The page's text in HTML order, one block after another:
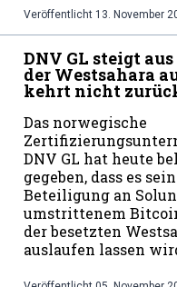
Veröffentlicht 13. November
DNV GL steigt
der Westsahara
kehrt nicht
Das norwegische
DNV GL hat heute
gegeben, dass es
Beteiligung an
umstrittenem
der besetzten
auslaufen lassen